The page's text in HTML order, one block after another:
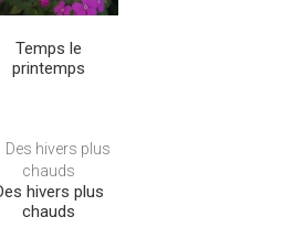
Temps le
printemps
hivers plus
chauds